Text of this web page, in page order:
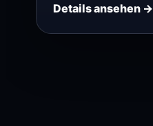
Details ansehen →